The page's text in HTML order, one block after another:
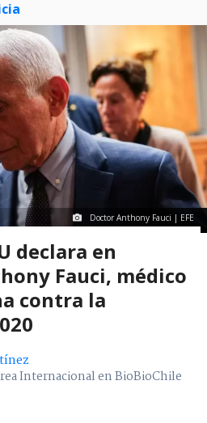
Doctor Anthony Fauci | EFE
declara en
Fauci, médico
contra la
Internacional en BioBioChile